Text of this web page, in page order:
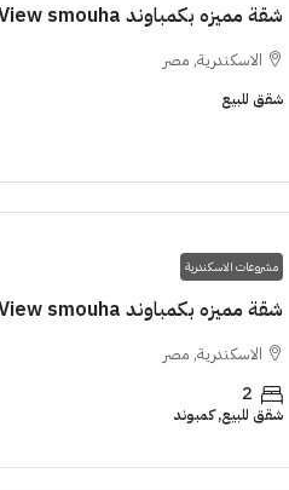
شقة مميزه بكمباوند 194m Grand View smouha
الاسكندرية, مصر
شقق للبيع
مشروعات الاسكندرية
شقة مميزه بكمباوند 129m Grand View smouha
الاسكندرية, مصر
2
شقق للبيع, كمبوند
11M$
سنوات [ابراج ساويرس]
شقق للبيع, فلل, كمبوند